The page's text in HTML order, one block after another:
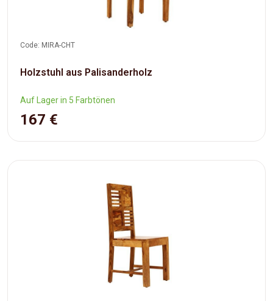
Code: MIRA-CHT
Holzstuhl aus Palisanderholz
Auf Lager in 5 Farbtönen
167 €